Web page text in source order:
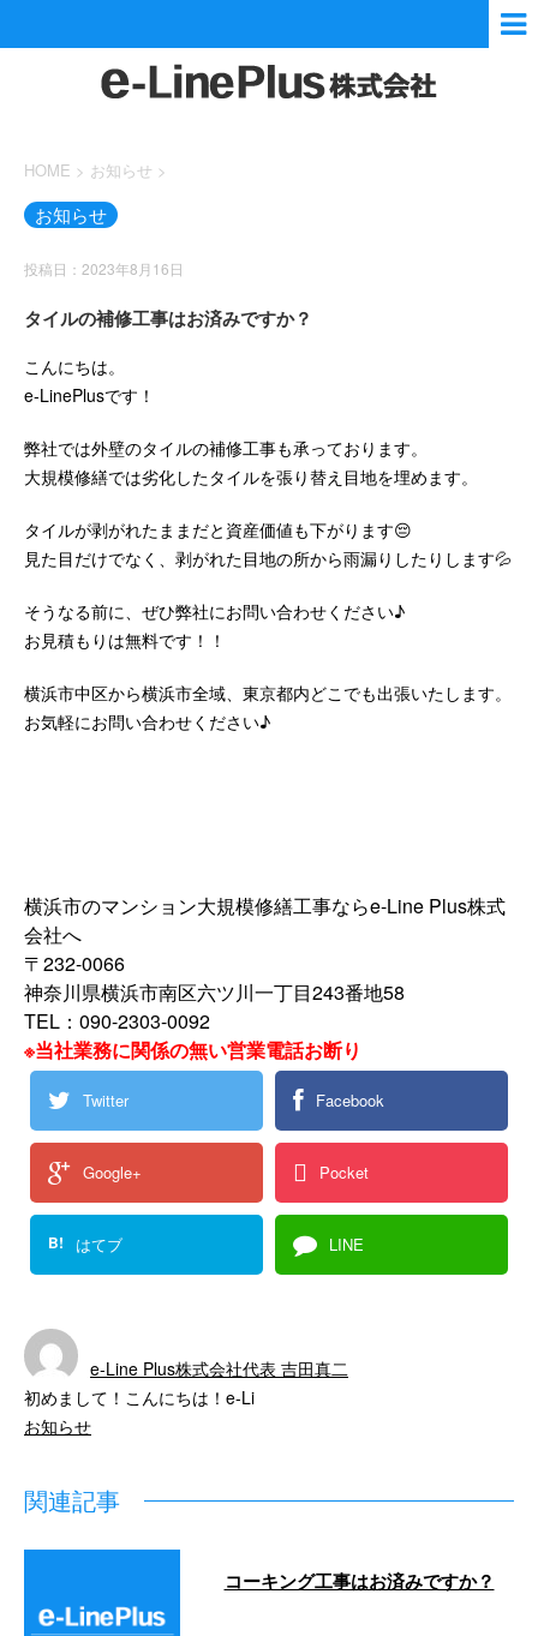
HOME > お知らせ >
お知らせ
投稿日：2023年8月16日
タイルの補修工事はお済みですか？
こんにちは。
e-LinePlusです！
弊社では外壁のタイルの補修工事も承っております。
大規模修繕では劣化したタイルを張り替え目地を埋めます。
タイルが剥がれたままだと資産価値も下がります😔
見た目だけでなく、剥がれた目地の所から雨漏りしたりします💦
そうなる前に、ぜひ弊社にお問い合わせください♪
お見積もりは無料です！！
横浜市中区から横浜市全域、東京都内どこでも出張いたします。
お気軽にお問い合わせください♪
横浜市のマンション大規模修繕工事ならe-Line Plus株式
会社へ
〒232-0066
神奈川県横浜市南区六ツ川一丁目243番地58
TEL：090-2303-0092
※当社業務に関係の無い営業電話お断り
Twitter Facebook
Google+ Pocket
B! はてブ LINE
e-Line Plus株式会社代表 吉田真二
初めまして！こんにちは！e-Li
お知らせ
関連記事
コーキング工事はお済みですか？